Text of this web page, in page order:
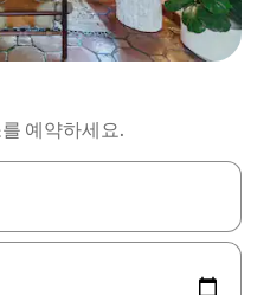
예약하세요.
를 사용하거나 터치 또는 스와이